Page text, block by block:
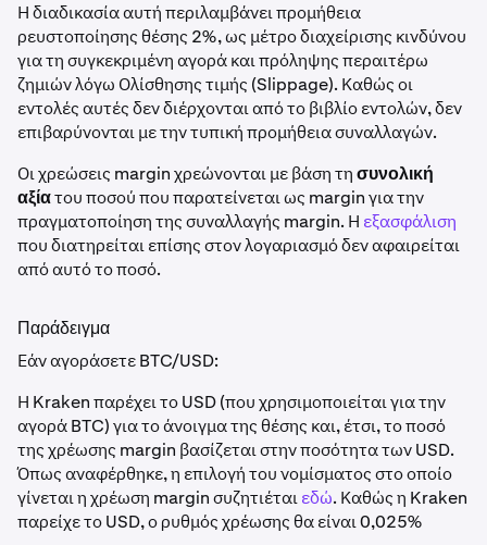
Η διαδικασία αυτή περιλαμβάνει προμήθεια
ρευστοποίησης θέσης 2%, ως μέτρο διαχείρισης κινδύνου
για τη συγκεκριμένη αγορά και πρόληψης περαιτέρω
ζημιών λόγω Ολίσθησης τιμής (Slippage). Καθώς οι
εντολές αυτές δεν διέρχονται από το βιβλίο εντολών, δεν
επιβαρύνονται με την τυπική προμήθεια συναλλαγών.
Οι χρεώσεις margin χρεώνονται με βάση τησυνολική
αξίατου ποσού που παρατείνεται ως margin για την
πραγματοποίηση της συναλλαγής margin. Η εξασφάλιση
που διατηρείται επίσης στον λογαριασμό δεν αφαιρείται
από αυτό το ποσό.
Παράδειγμα
Εάν αγοράσετε BTC/USD:
Η Kraken παρέχει το USD (που χρησιμοποιείται για την
αγορά BTC) για το άνοιγμα της θέσης και, έτσι, το ποσό
της χρέωσης margin βασίζεται στην ποσότητα των USD.
Όπως αναφέρθηκε, η επιλογή του νομίσματος στο οποίο
γίνεται η χρέωση margin συζητιέταιεδώ. Καθώς η Kraken
παρείχε το USD, ο ρυθμός χρέωσης θα είναι 0,025%